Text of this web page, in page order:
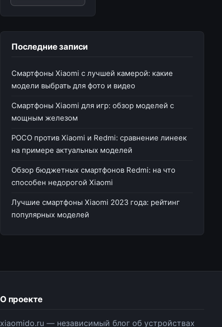
Последние записи
Смартфоны Xiaomi с лучшей камерой: какие
модели выбрать для фото и видео
Смартфоны Xiaomi для игр: обзор моделей с
мощным железом
POCO против Xiaomi и Redmi: сравнение линеек
на примере актуальных моделей
Обзор бюджетных смартфонов Redmi: на что
способен недорогой Xiaomi
Лучшие смартфоны Xiaomi 2023 года: рейтинг
популярных моделей
О проекте
xiaomido.ru — независимый блог об устройствах